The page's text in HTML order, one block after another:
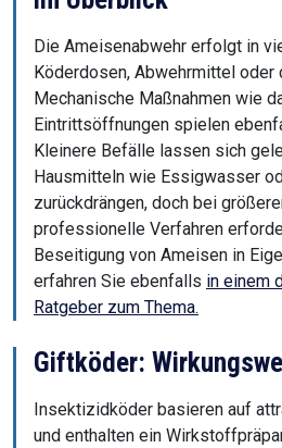
Die Ameisenabwehr erfolgt in
Köderdosen, Abwehrmittel oder
Mechanische Maßnahmen wie
Eintrittsöffnungen spielen
Kleinere Befälle lassen sich
Hausmitteln wie Essigwasser
zurückdrängen, doch bei
professionelle Verfahren
Beseitigung von Ameisen in
erfahren Sie ebenfalls in einem
Ratgeber zum Thema.
Giftköder:
Insektizidköder basieren auf
und enthalten ein